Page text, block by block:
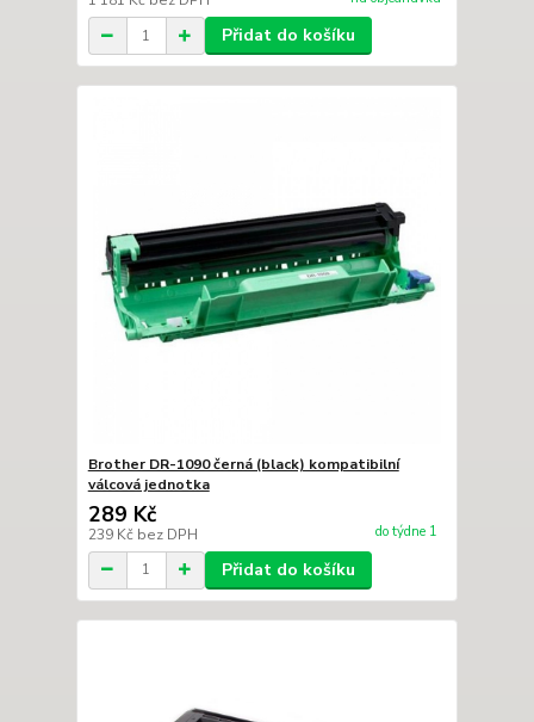
Přidat do košíku
Brother DR-1090 černá (black) kompatibilní
válcová jednotka
289 Kč
239 Kč bez DPH do týdne 1
Přidat do košíku